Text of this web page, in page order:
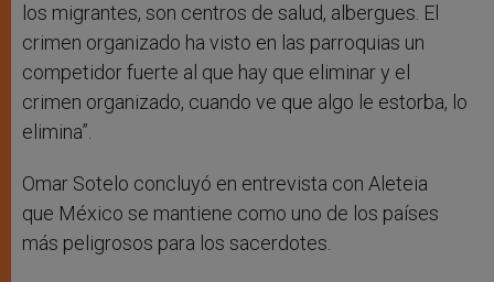
los migrantes, son centros de salud, albergues. El
crimen organizado ha visto en las parroquias un
competidor fuerte al que hay que eliminar y el
crimen organizado, cuando ve que algo le estorba, lo
elimina”.
Omar Sotelo concluyó en entrevista con Aleteia
que México se mantiene como uno de los países
más peligrosos para los sacerdotes.